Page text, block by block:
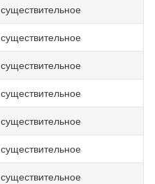
существительное
существительное
существительное
существительное
существительное
существительное
существительное